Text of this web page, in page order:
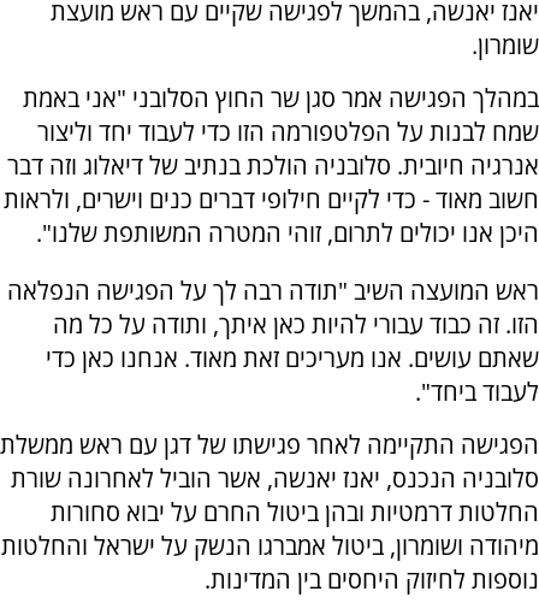
יאנז יאנשה, בהמשך לפגישה שקיים עם ראש מועצת
שומרון.
במהלך הפגישה אמר סגן שר החוץ הסלובני "אני באמת
שמח לבנות על הפלטפורמה הזו כדי לעבוד יחד וליצור
אנרגיה חיובית. סלובניה הולכת בנתיב של דיאלוג וזה דבר
חשוב מאוד - כדי לקיים חילופי דברים כנים וישרים, ולראות
היכן אנו יכולים לתרום, זוהי המטרה המשותפת שלנו".
ראש המועצה השיב "תודה רבה לך על הפגישה הנפלאה
הזו. זה כבוד עבורי להיות כאן איתך, ותודה על כל מה
שאתם עושים. אנו מעריכים זאת מאוד. אנחנו כאן כדי
לעבוד ביחד".
הפגישה התקיימה לאחר פגישתו של דגן עם ראש ממשלת
סלובניה הנכנס, יאנז יאנשה, אשר הוביל לאחרונה שורת
החלטות דרמטיות ובהן ביטול החרם על יבוא סחורות
מיהודה ושומרון, ביטול אמברגו הנשק על ישראל והחלטות
נוספות לחיזוק היחסים בין המדינות.